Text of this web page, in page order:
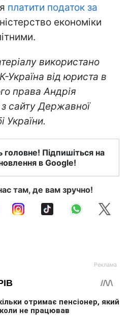
платити податок за
економіки
використано
Україна від юриста в
права Андрія
сайту Державної
України.
головне! Підпишіться на
в Google!
там, де вам зручно!